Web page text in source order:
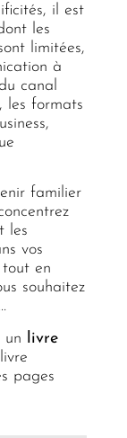
il est
les
limitées,
à
canal
les formats
familier
les
vos
en
souhaitez
un
livre
pages